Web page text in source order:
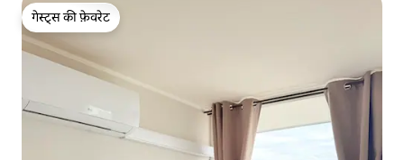
गेस्ट्स की फ़ेवरेट
गेस्ट्स की फ़ेवरेट